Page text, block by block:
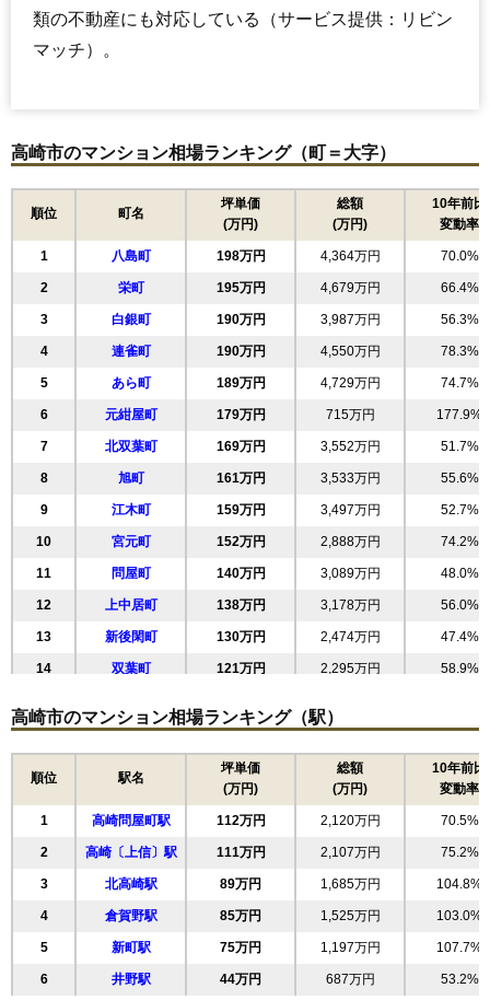
相場 1,370万円～1,570万円
ポレスター高崎レジデンス
住所 群馬県高崎市双葉町
相場 4,050万円～4,350万円
(54.0万円/㎡~58.0万円/㎡)
無料一括査定をする
ステイシア高崎
住所 群馬県高崎市旭町
交通 高崎駅（5分）
2,490万円～2,690万円
(36.1万円/㎡~39.0万円/㎡)
マンションナビで
無料一括査定をする
交通 北高崎駅（1分）
相場 1,140万円～1,340万円
(18.4万円/㎡~21.6万円/㎡)
マンションナビで
無料一括査定をする
アルファステイツ高崎神社前
住所 群馬県高崎市赤坂町
交通
類の不動産にも対応している（サービス提供：リビン
マッチ）。
高崎市のマンション相場ランキング（町＝大字）
順位 町名
坪単価
(万円)
総額
(万円)
10年前比
変動率
1 八島町 198万円 4,364万円 70.0%
2 栄町 195万円 4,679万円 66.4%
3 白銀町 190万円 3,987万円 56.3%
4 連雀町 190万円 4,550万円 78.3%
5 あら町 189万円 4,729万円 74.7%
6 元紺屋町 179万円 715万円 177.9%
7 北双葉町 169万円 3,552万円 51.7%
8 旭町 161万円 3,533万円 55.6%
9 江木町 159万円 3,497万円 52.7%
10 宮元町 152万円 2,888万円 74.2%
11 問屋町 140万円 3,089万円 48.0%
12 上中居町 138万円 3,178万円 56.0%
13 新後閑町 130万円 2,474万円 47.4%
14 双葉町 121万円 2,295万円 58.9%
16 大橋町 110万円 1,655万円 93.0%
100万円 1,899万円 87.6%
100万円 1,795万円 95.2%
19 並榎町 93万円 1,944万円 87.1%
20 新田町 90万円 1,436万円 62.9%
21 上佐野町 88万円 1,414万円 108.9%
22 倉賀野町 84万円 1,514万円 102.2%
23 赤坂町 83万円 1,076万円 92.6%
24 鞘町 83万円 536万円 71.1%
高崎市のマンション相場ランキング（駅）
順位 駅名
坪単価
(万円)
総額
(万円)
10年前比
変動率
1 高崎問屋町駅 112万円 2,120万円 70.5%
2 高崎〔上信〕駅 111万円 2,107万円 75.2%
3 北高崎駅 89万円 1,685万円 104.8%
4 倉賀野駅 85万円 1,525万円 103.0%
5 新町駅 75万円 1,197万円 107.7%
6 井野駅 44万円 687万円 53.2%